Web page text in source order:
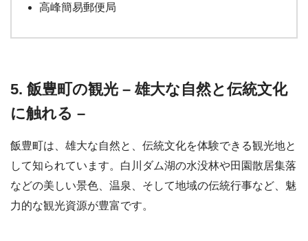
高峰簡易郵便局
5. 飯豊町の観光 – 雄大な自然と伝統文化
に触れる –
飯豊町は、雄大な自然と、伝統文化を体験できる観光地と
して知られています。白川ダム湖の水没林や田園散居集落
などの美しい景色、温泉、そして地域の伝統行事など、魅
力的な観光資源が豊富です。